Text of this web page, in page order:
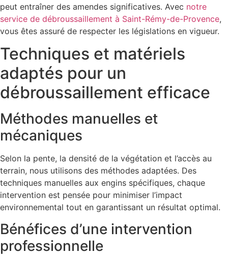
peut entraîner des amendes significatives. Avec notre
service de débroussaillement à Saint-Rémy-de-Provence,
vous êtes assuré de respecter les législations en vigueur.
Techniques et matériels
adaptés pour un
débroussaillement efficace
Méthodes manuelles et
mécaniques
Selon la pente, la densité de la végétation et l’accès au
terrain, nous utilisons des méthodes adaptées. Des
techniques manuelles aux engins spécifiques, chaque
intervention est pensée pour minimiser l’impact
environnemental tout en garantissant un résultat optimal.
Bénéfices d’une intervention
professionnelle